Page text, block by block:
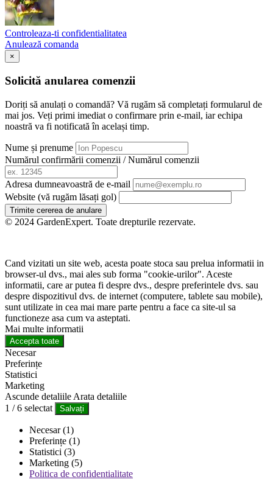
Controleaza-ti confidentialitatea
Anulează comanda
×
Solicită anularea comenzii
Doriți să anulați o comandă? Vă rugăm să completați formularul de
mai jos. Veți primi imediat o confirmare prin e-mail, iar echipa
noastră va fi notificată în același timp.
Nume și prenume
Numărul confirmării comenzii / Numărul comenzii
Adresa dumneavoastră de e-mail
Website (vă rugăm lăsați gol)
Trimite cererea de anulare
© 2024 GardenExpert. Toate drepturile rezervate.
Cand vizitati un site web, acesta poate stoca sau prelua informatii in
browser-ul dvs., mai ales sub forma "cookie-urilor". Aceste
informatii, care ar putea fi despre dvs., despre preferintele dvs. sau
despre dispozitivul dvs. de internet (computere, tablete sau mobile),
sunt utilizate in cea mai mare parte pentru a face ca site-ul sa
functioneze asa cum va asteptati.
Mai multe informatii
Accepta toate
Necesar
Preferințe
Statistici
Marketing
Ascunde detaliile Arata detaliile
1 /6 selectat Salvați
Necesar (1)
Preferințe (1)
Statistici (3)
Marketing (5)
Politica de confidentialitate